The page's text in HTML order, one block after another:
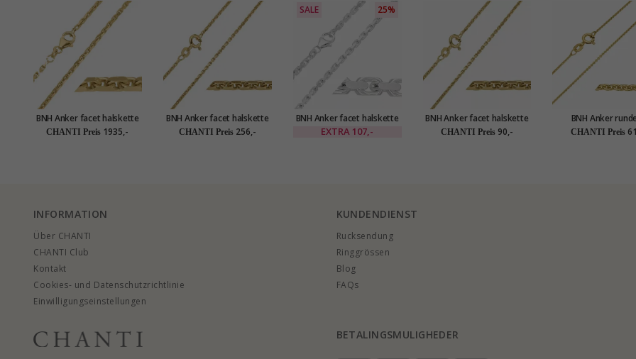
BNH Anker facet halskette
aus 14 Karat Gold 45 cm x
CHANTI Preis 1935,-
BNH Anker facet halskette
aus 8 Karat Gold 42 cm x
CHANTI Preis 256,-
SALE 25%
BNH Anker facet halskette
aus Silber 50 cm x 2,1 mm
EXTRA 107,-
BNH Anker facet halskette
aus vergoldetem
CHANTI Preis 90,-
BNH Anker
Halskette aus
CHANTI Preis
INFORMATION
Über CHANTI
CHANTI Club
Kontakt
Cookies- und Datenschutzrichtlinie
Einwilligungseinstellungen
KUNDENDIENST
Rucksendung
Ringgrössen
Blog
FAQs
BETALINGSMULIGHEDER